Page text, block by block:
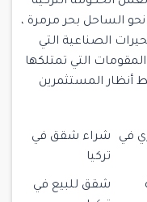
الساحل بحر مرمرة ،
الصناعية التي
التي تمتلكها
أنظار المستثمرين
في
شراء شقق في
تركيا
شقق للبيع في